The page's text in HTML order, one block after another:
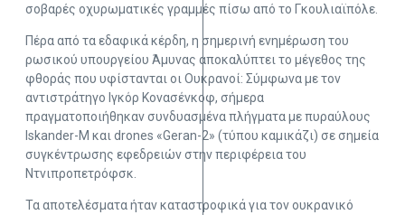
σοβαρές οχυρωματικές γραμμές πίσω από το Γκουλιαϊπόλε.
Πέρα από τα εδαφικά κέρδη, η σημερινή ενημέρωση του
ρωσικού υπουργείου Άμυνας αποκαλύπτει το μέγεθος της
φθοράς που υφίστανται οι Ουκρανοί: Σύμφωνα με τον
αντιστράτηγο Ιγκόρ Κονασένκοφ, σήμερα
πραγματοποιήθηκαν συνδυασμένα πλήγματα με πυραύλους
Iskander-M και drones «Geran-2» (τύπου καμικάζι) σε σημεία
συγκέντρωσης εφεδρειών στην περιφέρεια του
Ντνιπροπετρόφσκ.
Τα αποτελέσματα ήταν καταστροφικά για τον ουκρανικό